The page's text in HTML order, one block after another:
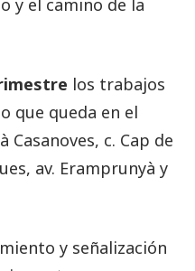
los trabajos
que queda en el
c. Cap de
av. Eramprunyà y
y señalización